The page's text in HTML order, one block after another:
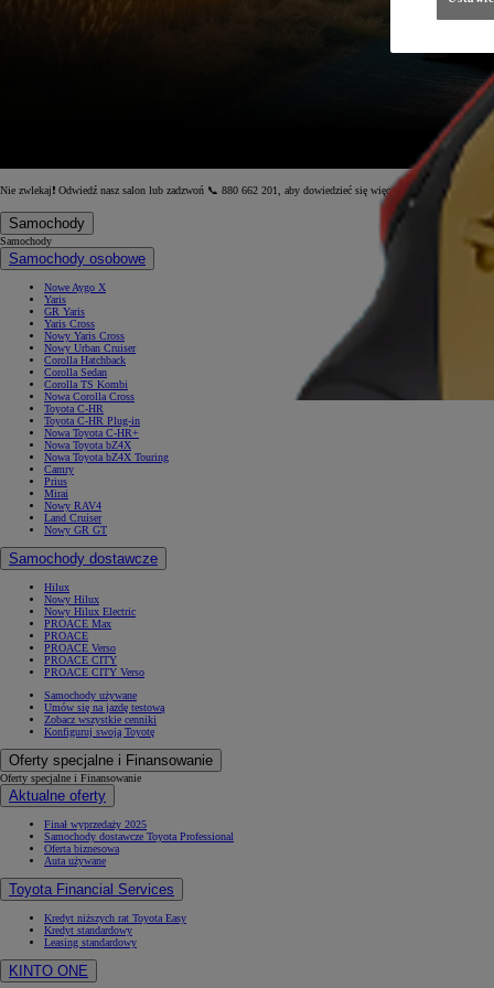
Nie zwlekaj❗ Odwiedź nasz salon lub zadzwoń 📞 880 662 201, aby dowiedzieć się więcej.
Samochody
Samochody
Samochody osobowe
Nowe Aygo X
Yaris
GR Yaris
Yaris Cross
Nowy Yaris Cross
Nowy Urban Cruiser
Corolla Hatchback
Corolla Sedan
Corolla TS Kombi
Nowa Corolla Cross
Toyota C-HR
Toyota C-HR Plug-in
Nowa Toyota C-HR+
Nowa Toyota bZ4X
Nowa Toyota bZ4X Touring
Camry
Prius
Mirai
Nowy RAV4
Land Cruiser
Nowy GR GT
Samochody dostawcze
Hilux
Nowy Hilux
Nowy Hilux Electric
PROACE Max
PROACE
PROACE Verso
PROACE CITY
PROACE CITY Verso
Samochody używane
Umów się na jazdę testową
Zobacz wszystkie cenniki
Konfiguruj swoją Toyotę
Oferty specjalne i Finansowanie
Oferty specjalne i Finansowanie
Aktualne oferty
Finał wyprzedaży 2025
Samochody dostawcze Toyota Professional
Oferta biznesowa
Auta używane
Toyota Financial Services
Kredyt niższych rat Toyota Easy
Kredyt standardowy
Leasing standardowy
KINTO ONE